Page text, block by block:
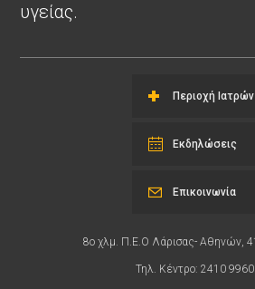
υγείας.
Περιοχή Ιατρών
Εκδηλώσεις
8ο χλμ. Π.Ε.Ο Λάρισας- Αθηνών,
Τηλ. Κέντρο: 2410
Επικοινωνία